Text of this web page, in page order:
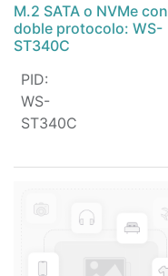
M.2 SATA o NVMe con
doble protocolo: WS-
ST340C
PID:
WS-
ST340C